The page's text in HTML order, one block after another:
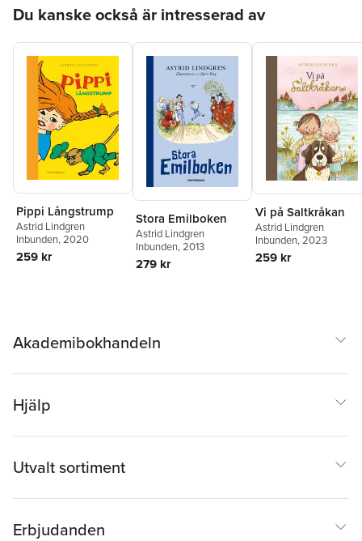
Du kanske också är intresserad av
Pippi Långstrump
Astrid Lindgren
Inbunden, 2020
259 kr
Stora Emilboken
Astrid Lindgren
Inbunden, 2013
279 kr
Vi på Saltkråkan
Astrid Lindgren
Inbunden, 2023
259 kr
Akademibokhandeln
Hjälp
Utvalt sortiment
Erbjudanden